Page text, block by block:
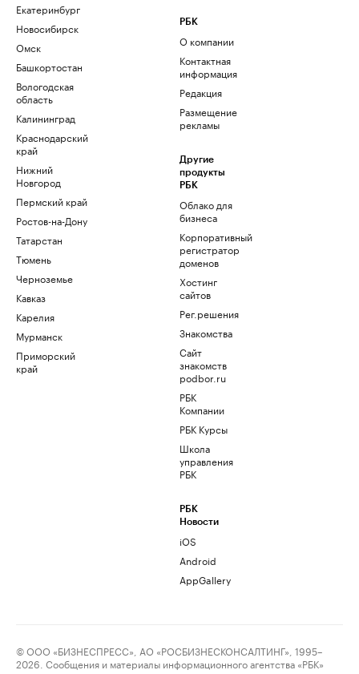
Екатеринбург
Новосибирск
Омск
Башкортостан
Вологодская
область
Калининград
Краснодарский
край
Нижний
Новгород
Пермский край
Ростов-на-Дону
Татарстан
Тюмень
Черноземье
Кавказ
Карелия
Мурманск
Приморский
край
РБК
О компании
Контактная
информация
Редакция
Размещение
рекламы
Другие
продукты
РБК
Облако для
бизнеса
Корпоративный
регистратор
доменов
Хостинг
сайтов
Рег.решения
Знакомства
Сайт
знакомств
podbor.ru
РБК
Компании
РБК Курсы
Школа
управления
РБК
РБК
Новости
iOS
Android
AppGallery
© ООО «БИЗНЕСПРЕСС», АО «РОСБИЗНЕСКОНСАЛТИНГ», 1995–
2026. Сообщения и материалы информационного агентства «РБК»